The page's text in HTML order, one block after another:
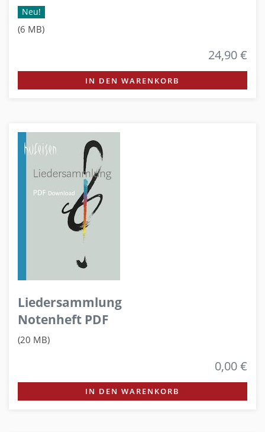
Neu!
(6 MB)
24,90 €
IN DEN WARENKORB
Liedersammlung
Notenheft PDF
(20 MB)
0,00 €
IN DEN WARENKORB